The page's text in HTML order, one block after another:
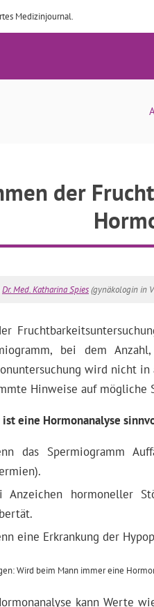
Medizinjournal.
der
Dr. Med. Katharina Spies(gynäkologin in
bei dem
wird nicht
Hinweise auf mögliche
ist eine Hormonanalyse
das Spermiogramm
Anzeichen hormoneller
eine Erkrankung der
kann Werte